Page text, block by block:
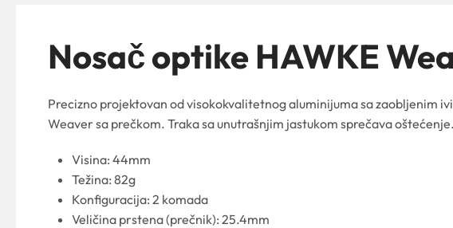
Nosač optike HAWKE
Precizno projektovan od visokokvalitetnog aluminijuma sa zaobljenim
Weaver sa prečkom. Traka sa unutrašnjim jastukom sprečava
Visina: 44mm
Težina: 82g
Konfiguracija: 2 komada
Veličina prstena (prečnik): 25.4mm